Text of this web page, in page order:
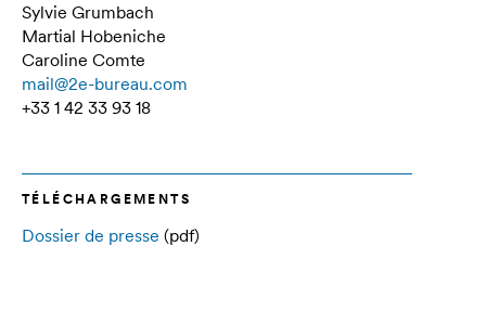
Sylvie Grumbach
Martial Hobeniche
Caroline Comte
mail@2e-bureau.com
+33 1 42 33 93 18
TÉLÉCHARGEMENTS
Dossier de presse (pdf)